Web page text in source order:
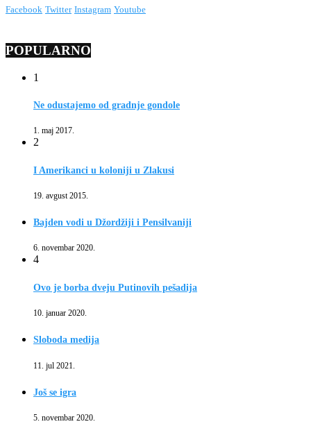
Facebook Twitter Instagram Youtube
POPULARNO
1
Ne odustajemo od gradnje gondole
1. maj 2017.
2
I Amerikanci u koloniji u Zlakusi
19. avgust 2015.
Bajden vodi u Džordžiji i Pensilvaniji
6. novembar 2020.
4
Ovo je borba dveju Putinovih pešadija
10. januar 2020.
Sloboda medija
11. jul 2021.
Još se igra
5. novembar 2020.